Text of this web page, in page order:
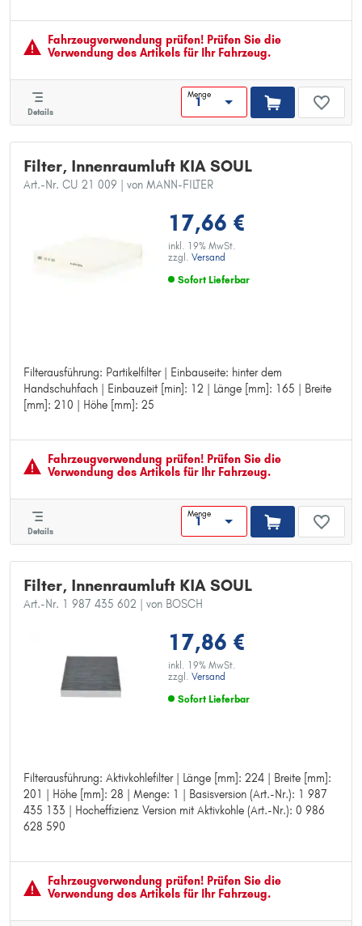
Breite [mm]: 160
Höhe [mm]: 25
Fahrzeugver­wendung prüfen! Prüfen Sie die
Verwendung des Artikels für Ihr Fahrzeug.
Details
Menge
Filter, Innenraumluft KIA SOUL
Art.-Nr. CU 21 009 | von MANN-FILTER
17,66 €
inkl. 19% MwSt.
zzgl. Versand
Sofort Lieferbar
Filterausführung: Partikelfilter | Einbauseite: hinter dem
Handschuhfach | Einbauzeit [min]: 12 | Länge [mm]: 165 | Breite
[mm]: 210 | Höhe [mm]: 25
Filterausführung: Partikelfilter
Einbauseite: hinter dem Handschuhfach
Einbauzeit [min]: 12
Breite [mm]: 210
Höhe [mm]: 25
Fahrzeugver­wendung prüfen! Prüfen Sie die
Verwendung des Artikels für Ihr Fahrzeug.
Details
Menge
Filter, Innenraumluft KIA SOUL
Art.-Nr. 1 987 435 602 | von BOSCH
17,86 €
inkl. 19% MwSt.
zzgl. Versand
Sofort Lieferbar
Filterausführung: Aktivkohlefilter | Länge [mm]: 224 | Breite [mm]:
201 | Höhe [mm]: 28 | Menge: 1 | Basisversion (Art.-Nr.): 1 987
435 133 | Hocheffizienz Version mit Aktivkohle (Art.-Nr.): 0 986
628 590
Filterausführung: Aktivkohlefilter
Länge [mm]: 224
Breite [mm]: 201
Höhe [mm]: 28
Basisversion (Art.-Nr.): 1 987 435 133
Hocheffizienz Version mit Aktivkohle (Art.-Nr.): 0 986 628 590
Fahrzeugver­wendung prüfen! Prüfen Sie die
Verwendung des Artikels für Ihr Fahrzeug.